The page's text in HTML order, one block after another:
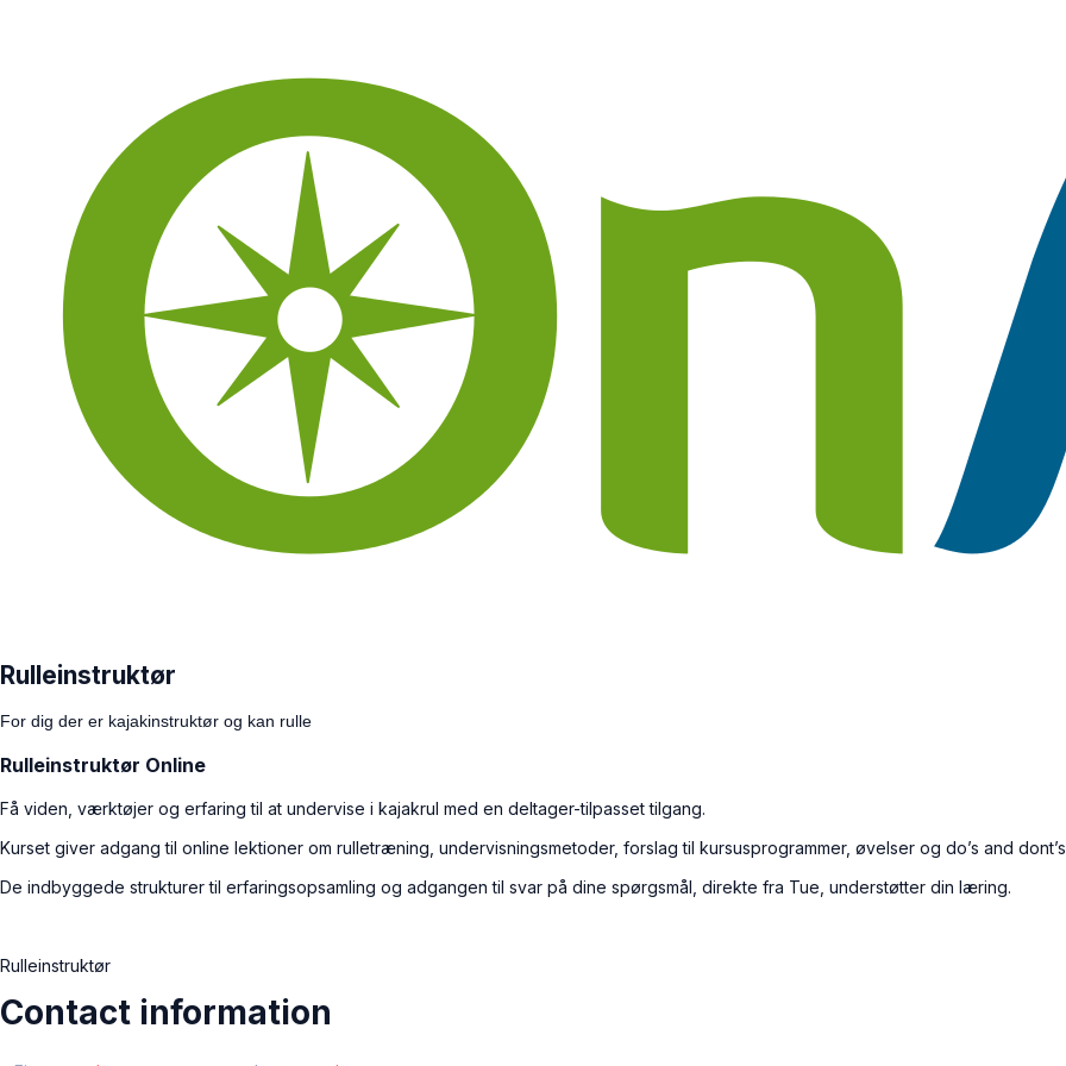
Rulleinstruktør
For dig der er kajakinstruktør og kan rulle
Rulleinstruktør Online
Få viden, værktøjer og erfaring til at undervise i kajakrul med en deltager-tilpasset tilgang.
Kurset giver adgang til online lektioner om rulletræning, undervisningsmetoder, forslag til kursusprogrammer, øvelser og do’s and
De indbyggede strukturer til erfaringsopsamling og adgangen til svar på dine spørgsmål, direkte fra Tue, understøtter din læring.
Rulleinstruktør
Contact information